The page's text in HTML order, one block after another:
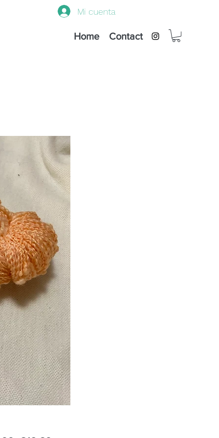
Home Contact
Mi cuenta